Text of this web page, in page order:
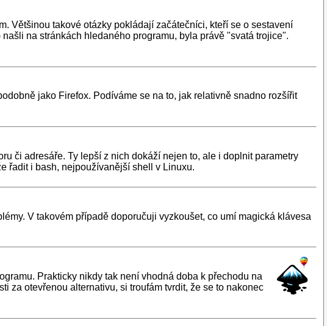
Většinou takové otázky pokládají začátečníci, kteří se o sestavení
na stránkách hledaného programu, byla právě "svatá trojice".
jako Firefox. Podíváme se na to, jak relativně snadno rozšířit
či adresáře. Ty lepší z nich dokáží nejen to, ale i doplnit parametry
řadit i bash, nejpoužívanější shell v Linuxu.
V takovém případě doporučuji vyzkoušet, co umí magická klávesa
Prakticky nikdy tak není vhodná doba k přechodu na
za otevřenou alternativu, si troufám tvrdit, že se to nakonec